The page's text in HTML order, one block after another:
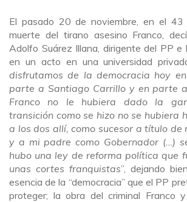
El pasado 20 de noviembre, en el 43
muerte del tirano asesino Franco,
Adolfo Suárez Illana, dirigente del PP e
en un acto en una universidad
disfrutamos de la democracia hoy
parte a Santiago Carrillo y en parte
Franco no le hubiera dado la
transición como se hizo no se hubiera
a los dos allí, como sucesor a título de
y a mi padre como Gobernador (…)
hubo una ley de reforma política que
unas cortes franquistas”, dejando
esencia de la “democracia” que el PP
proteger; la obra del criminal Franco